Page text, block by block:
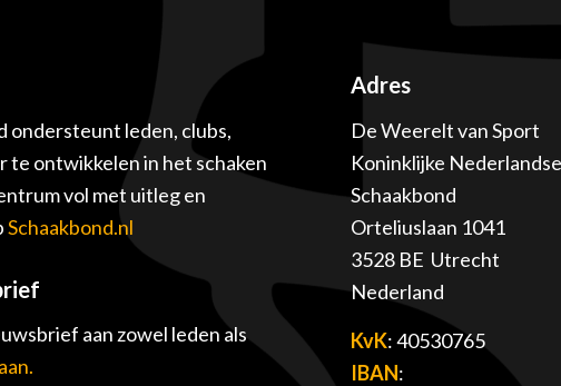
ondersteunt leden, clubs,
te ontwikkelen in het schaken
vol met uitleg en
Schaakbond.nl
aan zowel leden als
Adres
De Weerelt van Sport
Koninklijke
Schaakbond
Orteliuslaan 1041
3528 BE Utrecht
Nederland
KvK: 40530765
IBAN: